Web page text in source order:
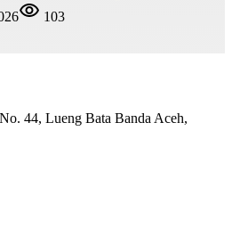
103
44, Lueng Bata Banda Aceh,